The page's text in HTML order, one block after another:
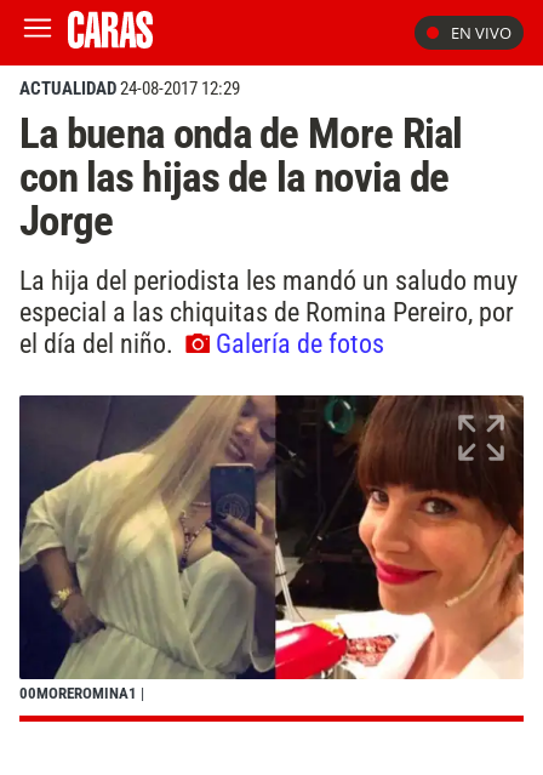
EN VIVO
ACTUALIDAD24-08-2017 12:29
La buena onda de More Rial
con las hijas de la novia de
Jorge
La hija del periodista les mandó un saludo muy
especial a las chiquitas de Romina Pereiro, por
el día del niño.
Galería de fotos
00MOREROMINA1 |